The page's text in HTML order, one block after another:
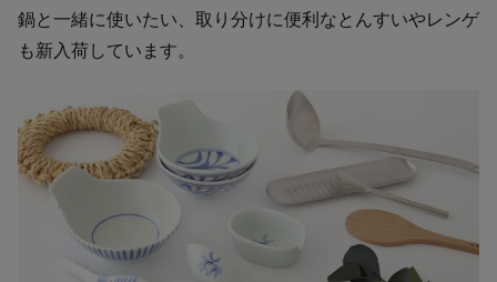
鍋と一緒に使いたい、取り分けに便利なとんすいやレンゲ
も新入荷しています。